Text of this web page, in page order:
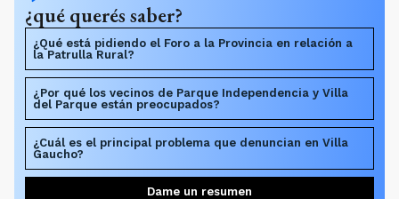
¿qué querés saber?
¿Qué está pidiendo el Foro a la Provincia en relación a
la Patrulla Rural?
¿Por qué los vecinos de Parque Independencia y Villa
del Parque están preocupados?
¿Cuál es el principal problema que denuncian en Villa
Gaucho?
Dame un resumen